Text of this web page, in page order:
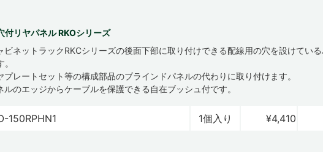
付リヤパネル RKOシリーズ
ネットラックRKCシリーズの後面下部に取り付けできる配線用の穴を設けてい
レートセット等の構成部品のブラインドパネルの代わりに取り付けます。
のエッジからケーブルを保護できる自在ブッシュ付です。
150RPHN1 1個入り ¥4,410